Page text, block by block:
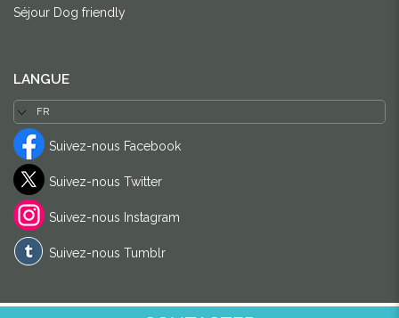
Séjour Dog friendly
LANGUE
Suivez-nous Facebook
Suivez-nous Twitter
Suivez-nous Instagram
Suivez-nous Tumblr